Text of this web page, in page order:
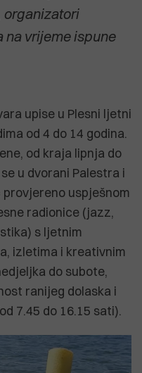
organizatori
vrijeme ispune
upise u Plesni ljetni
od 4 do 14 godina.
od kraja lipnja do
u dvorani Palestra i
provjereno uspješnom
radionice (jazz,
s ljetnim
izletima i kreativnim
do subote,
ranijeg dolaska i
7.45 do 16.15 sati).